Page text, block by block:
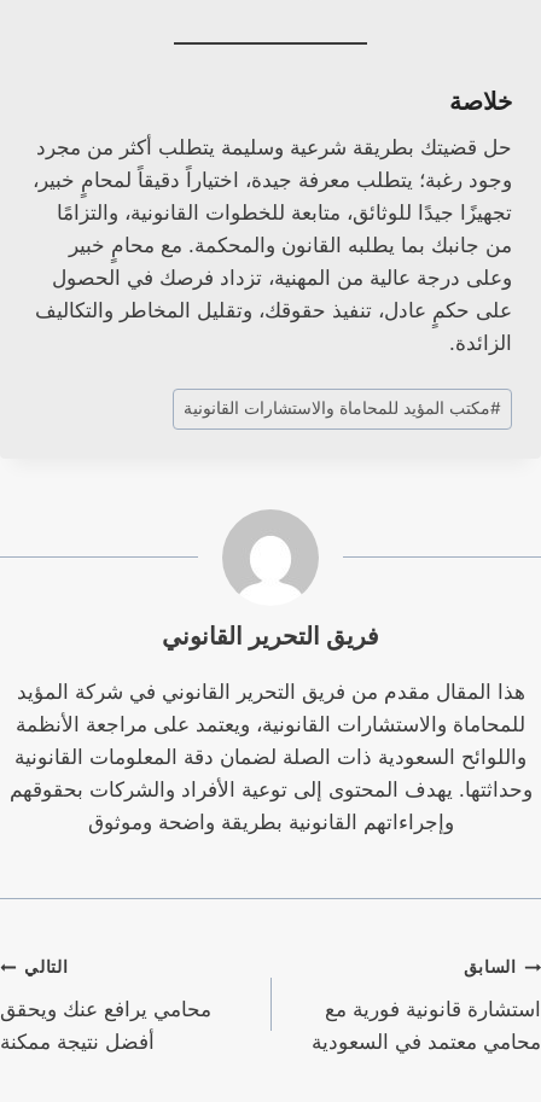
خلاصة
حل قضيتك بطريقة شرعية وسليمة يتطلب أكثر من مجرد
وجود رغبة؛ يتطلب معرفة جيدة، اختياراً دقيقاً لمحامٍ خبير،
تجهيزًا جيدًا للوثائق، متابعة للخطوات القانونية، والتزامًا
من جانبك بما يطلبه القانون والمحكمة. مع محامٍ خبير
وعلى درجة عالية من المهنية، تزداد فرصك في الحصول
على حكمٍ عادل، تنفيذ حقوقك، وتقليل المخاطر والتكاليف
الزائدة.
وسوم
المقال:
#مكتب المؤيد للمحاماة والاستشارات القانونية
فريق التحرير القانوني
هذا المقال مقدم من فريق التحرير القانوني في شركة المؤيد
للمحاماة والاستشارات القانونية، ويعتمد على مراجعة الأنظمة
واللوائح السعودية ذات الصلة لضمان دقة المعلومات القانونية
وحداثتها. يهدف المحتوى إلى توعية الأفراد والشركات بحقوقهم
وإجراءاتهم القانونية بطريقة واضحة وموثوق
تصفّح
المقالات
السابق
استشارة قانونية فورية مع
محامي معتمد في السعودية
التالي
محامي يرافع عنك ويحقق
أفضل نتيجة ممكنة